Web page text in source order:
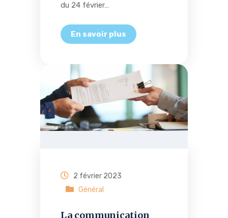
du 24 février…
2 février 2023
Général
La communication